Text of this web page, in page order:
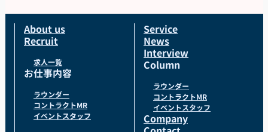
About us
Recruit
求人一覧
お仕事内容
ラウンダー
コントラクトMR
イベントスタッフ
Service
News
Interview
Column
ラウンダー
コントラクトMR
イベントスタッフ
Company